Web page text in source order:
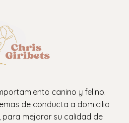
canino y felino.
de conducta a domicilio
para mejorar su calidad de